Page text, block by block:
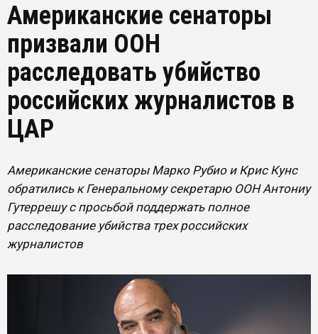
Американские сенаторы
призвали ООН
расследовать убийство
российских журналистов в
ЦАР
Американские сенаторы Марко Рубио и Крис Кунс
обратились к Генеральному секретарю ООН Антониу
Гутеррешу с просьбой поддержать полное
расследование убийства трех российских
журналистов